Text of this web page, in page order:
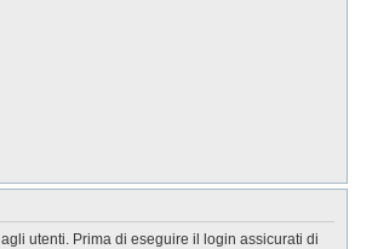
utenti. Prima di eseguire il login assicurati di